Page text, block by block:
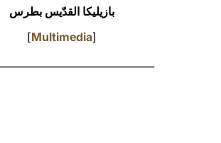
بازيليكا القدّيس بطرس
[
Multimedia
]